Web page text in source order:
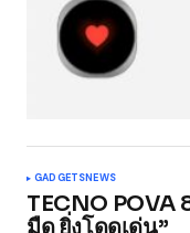
GADGETSNEWS
TECNO POVA